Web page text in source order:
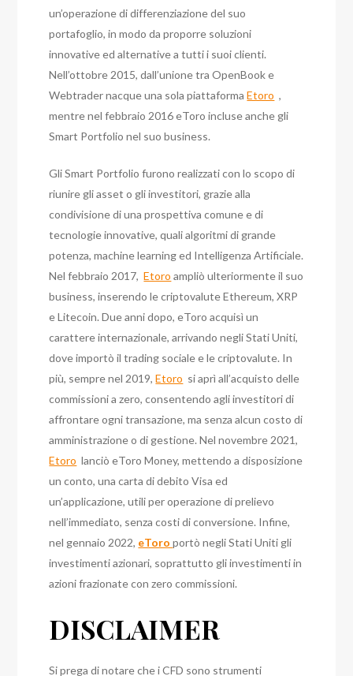
un’operazione di differenziazione del suo
portafoglio, in modo da proporre soluzioni
innovative ed alternative a tutti i suoi clienti.
Nell’ottobre 2015, dall’unione tra OpenBook e
Webtrader nacque una sola piattaformaEtoro ,
mentre nel febbraio 2016 eToro incluse anche gli
Smart Portfolio nel suo business.
Gli Smart Portfolio furono realizzati con lo scopo di
riunire gli asset o gli investitori, grazie alla
condivisione di una prospettiva comune e di
tecnologie innovative, quali algoritmi di grande
potenza, machine learning ed Intelligenza Artificiale.
Nel febbraio 2017,Etoro ampliò ulteriormente il suo
business, inserendo le criptovalute Ethereum, XRP
e Litecoin. Due anni dopo, eToro acquisì un
carattere internazionale, arrivando negli Stati Uniti,
dove importò il trading sociale e le criptovalute. In
più, sempre nel 2019,Etoro si aprì all’acquisto delle
commissioni a zero, consentendo agli investitori di
affrontare ogni transazione, ma senza alcun costo di
amministrazione o di gestione. Nel novembre 2021,
Etoro lanciò eToro Money, mettendo a disposizione
un conto, una carta di debito Visa ed
un’applicazione, utili per operazione di prelievo
nell’immediato, senza costi di conversione. Infine,
nel gennaio 2022, eToroportò negli Stati Uniti gli
investimenti azionari, soprattutto gli investimenti in
azioni frazionate con zero commissioni.
DISCLAIMER
Si prega di notare che i CFD sono strumenti